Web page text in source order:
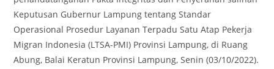
Keputusan Gubernur Lampung tentang Standar
Operasional Prosedur ​Layanan Terpadu Satu Atap Pekerja
Migran Indonesia (LTSA-PMI) Provinsi Lampung, di Ruang
Abung, Balai Keratun Provinsi Lampung, Senin (03/10/2022).